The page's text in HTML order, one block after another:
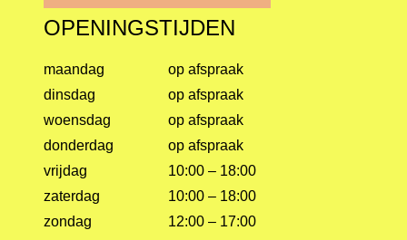
OPENINGSTIJDEN
maandag
dinsdag
woensdag
donderdag
vrijdag
zaterdag
zondag
op afspraak
op afspraak
op afspraak
op afspraak
10:00 – 18:00
10:00 – 18:00
12:00 – 17:00